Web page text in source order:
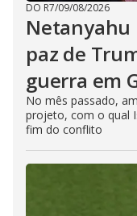
DO R7/09/08/2026
Netanyahu
paz de
guerra em
No mês passado,
projeto, com o qual
fim do conflito